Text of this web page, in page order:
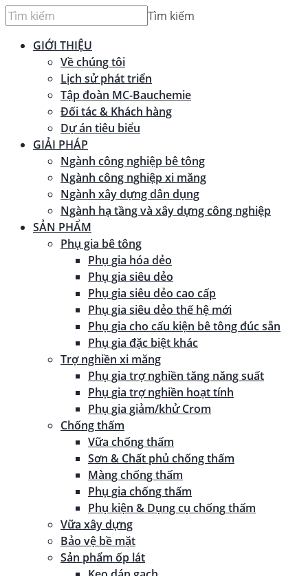
Tìm kiếm
GIỚI THIỆU
Về chúng tôi
Lịch sử phát triển
Tập đoàn MC-Bauchemie
Đối tác & Khách hàng
Dự án tiêu biểu
GIẢI PHÁP
Ngành công nghiệp bê tông
Ngành công nghiệp xi măng
Ngành xây dựng dân dụng
Ngành hạ tầng và xây dựng công nghiệp
SẢN PHẨM
Phụ gia bê tông
Phụ gia hóa dẻo
Phụ gia siêu dẻo
Phụ gia siêu dẻo cao cấp
Phụ gia siêu dẻo thế hệ mới
Phụ gia cho cấu kiện bê tông đúc sẵn
Phụ gia đặc biệt khác
Trợ nghiền xi măng
Phụ gia trợ nghiền tăng năng suất
Phụ gia trợ nghiền hoạt tính
Phụ gia giảm/khử Crom
Chống thấm
Vữa chống thấm
Sơn & Chất phủ chống thấm
Màng chống thấm
Phụ gia chống thấm
Phụ kiện & Dụng cụ chống thấm
Vữa xây dựng
Bảo vệ bề mặt
Sản phẩm ốp lát